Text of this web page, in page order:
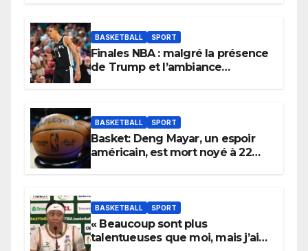
BASKETBALL SPORT
Finales NBA : malgré la présence
de Trump et l’ambiance
BASKETBALL SPORT
Basket: Deng Mayar, un espoir
américain, est mort noyé à 22
BASKETBALL SPORT
« Beaucoup sont plus
talentueuses que moi, mais j’ai